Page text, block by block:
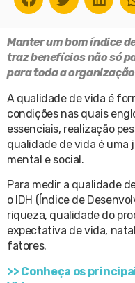
Manter um bom índice
traz benefícios não só
para toda a
A qualidade de vida é
condições nas quais
essenciais, realização
qualidade de vida é
mental e social.
Para medir a qualidade
o IDH (Índice de
riqueza, qualidade do
expectativa de vida,
fatores.
>> Conheça os